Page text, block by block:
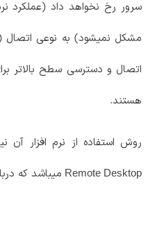
سرور رخ نخواهد داد (عملکرد
مشکل نمیشود) به نوعی اتصال
اتصال و دسترسی سطح بالاتر
هستند.
روش استفاده از نرم افزار آن
Remote Desktop میباشد که